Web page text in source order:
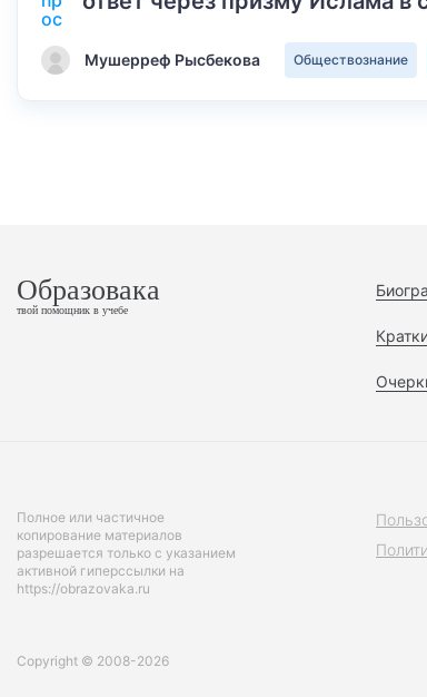
Мушерреф Рысбекова Обществознание
Образовака
твой помощник в учебе
Полное или частичное
копирование материалов
разрешается только с указанием
активной гиперссылки на
https://obrazovaka.ru
Copyright © 2008-2026